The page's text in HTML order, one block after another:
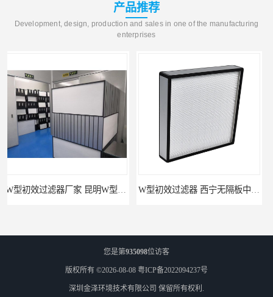
产品推荐
Development, design, production and sales in one of the manufacturing
enterprises
您是第935098位访客
版权所有 ©2026-08-08 粤ICP备2022094237号
深圳金泽环境技术有限公司 保留所有权利.